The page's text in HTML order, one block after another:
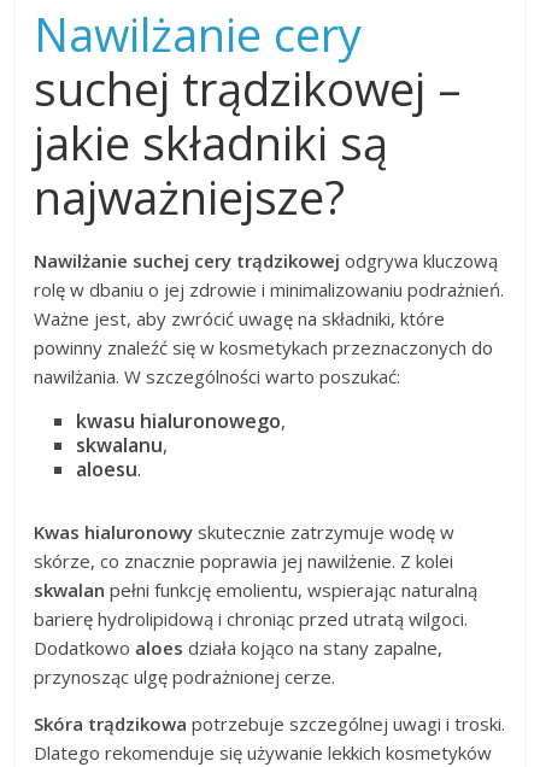
Nawilżanie cery
suchej trądzikowej –
jakie składniki są
najważniejsze?
Nawilżanie suchej cery trądzikowej odgrywa kluczową
rolę w dbaniu o jej zdrowie i minimalizowaniu podrażnień.
Ważne jest, aby zwrócić uwagę na składniki, które
powinny znaleźć się w kosmetykach przeznaczonych do
nawilżania. W szczególności warto poszukać:
kwasu hialuronowego,
skwalanu,
aloesu.
Kwas hialuronowy skutecznie zatrzymuje wodę w
skórze, co znacznie poprawia jej nawilżenie. Z kolei
skwalan pełni funkcję emolientu, wspierając naturalną
barierę hydrolipidową i chroniąc przed utratą wilgoci.
Dodatkowo aloes działa kojąco na stany zapalne,
przynosząc ulgę podrażnionej cerze.
Skóra trądzikowa potrzebuje szczególnej uwagi i troski.
Dlatego rekomenduje się używanie lekkich kosmetyków